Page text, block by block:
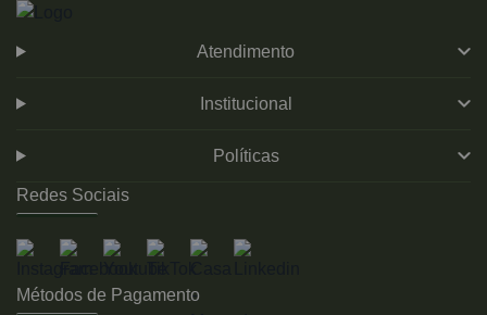
Atendimento
Institucional
Políticas
Redes Sociais
Métodos de Pagamento